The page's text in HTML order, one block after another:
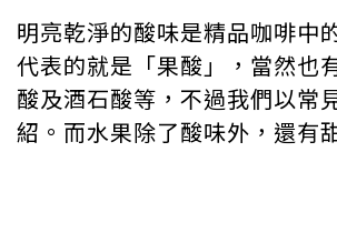
明亮乾淨的酸味是精品咖啡中
代表的就是「果酸」，當然也
酸及酒石酸等，不過我們以常
紹。而水果除了酸味外，還有